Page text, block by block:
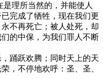
是理所当然的，并能使人
完成了牺牲，现在我们更
不再死亡；被人处死，却
的中保，为我们罪人不断
踊跃欢腾；同时天上的天
，不停地欢呼：圣、圣、